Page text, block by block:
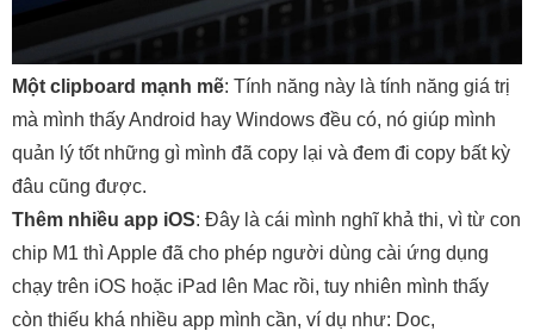
Một clipboard mạnh mẽ: Tính năng này là tính năng giá trị
mà mình thấy Android hay Windows đều có, nó giúp mình
quản lý tốt những gì mình đã copy lại và đem đi copy bất kỳ
đâu cũng được.
Thêm nhiều app iOS: Đây là cái mình nghĩ khả thi, vì từ con
chip M1 thì Apple đã cho phép người dùng cài ứng dụng
chạy trên iOS hoặc iPad lên Mac rồi, tuy nhiên mình thấy
còn thiếu khá nhiều app mình cần, ví dụ như: Doc,